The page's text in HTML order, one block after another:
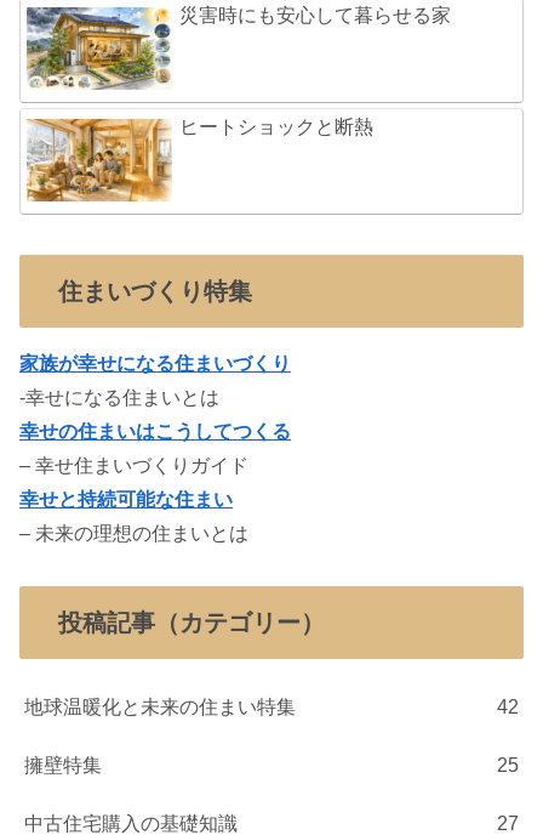
災害時にも安心して暮らせる家
ヒートショックと断熱
住まいづくり特集
家族が幸せになる住まいづくり
-幸せになる住まいとは
幸せの住まいはこうしてつくる
– 幸せ住まいづくりガイド
幸せと持続可能な住まい
– 未来の理想の住まいとは
投稿記事（カテゴリー）
地球温暖化と未来の住まい特集 42
擁壁特集 25
中古住宅購入の基礎知識 27